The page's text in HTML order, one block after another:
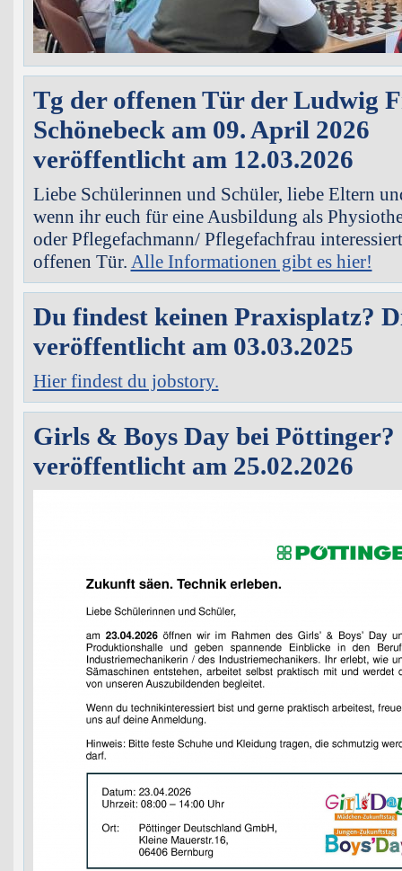
Tg der offenen Tür der Ludwig
Schönebeck am 09. April 2026
veröffentlicht am 12.03.2026
Liebe Schülerinnen und Schüler, liebe Eltern
wenn ihr euch für eine Ausbildung als
oder Pflegefachmann/ Pflegefachfrau
offenen Tür. Alle Informationen gibt es hier!
Du findest keinen Praxisplatz?
veröffentlicht am 03.03.2025
Hier findest du jobstory.
Girls & Boys Day bei Pöttinger?
veröffentlicht am 25.02.2026